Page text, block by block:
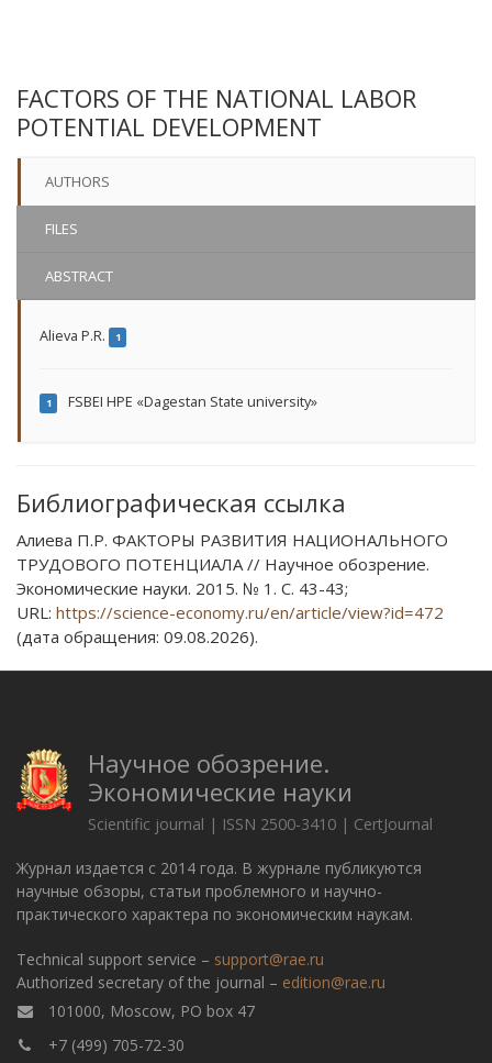
FACTORS OF THE NATIONAL LABOR
POTENTIAL DEVELOPMENT
AUTHORS
FILES
ABSTRACT
Alieva P.R. 1
1 FSBEI HPE «Dagestan State university»
Библиографическая ссылка
Алиева П.Р. ФАКТОРЫ РАЗВИТИЯ НАЦИОНАЛЬНОГО
ТРУДОВОГО ПОТЕНЦИАЛА // Научное обозрение.
Экономические науки. 2015. № 1. С. 43-43;
URL: https://science-economy.ru/en/article/view?id=472
(дата обращения: 09.08.2026).
Научное обозрение.
Экономические науки
Scientific journal | ISSN 2500-3410 | CertJournal
Журнал издается с 2014 года. В журнале публикуются
научные обзоры, статьи проблемного и научно-
практического характера по экономическим наукам.
Technical support service – support@rae.ru
Authorized secretary of the journal – edition@rae.ru
101000, Moscow, PO box 47
+7 (499) 705-72-30